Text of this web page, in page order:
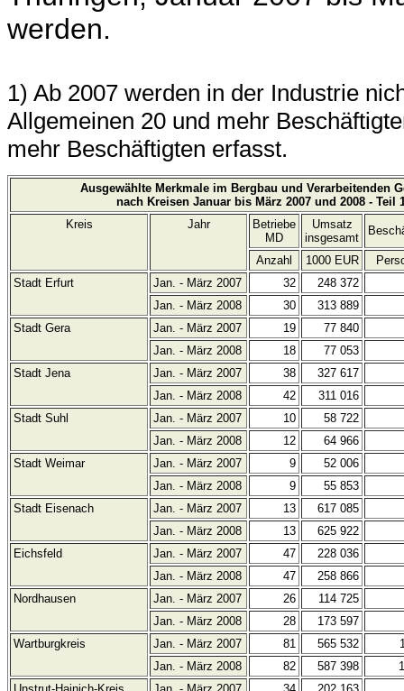
werden.
1) Ab 2007 werden in der Industrie
Allgemeinen 20 und mehr
mehr Beschäftigten erfasst.
Ausgewählte Merkmale im Bergbau und Verarbeitenden
nach Kreisen Januar bis März 2007 und 2008 - Teil
Kreis
Jahr
Betriebe
MD
Umsatz
insgesamt
Anzahl 1000 EUR
Stadt Erfurt
Jan. - März 2007 32
248 372
Jan. - März 2008
30
313 889
Stadt Gera
Jan. - März 2007 19
77 840
Jan. - März 2008
18
77 053
Stadt Jena
Jan. - März 2007 38
327 617
Jan. - März 2008
42
311 016
Stadt Suhl
Jan. - März 2007 10
58 722
Jan. - März 2008
12
64 966
Stadt Weimar
Jan. - März 2007 9
52 006
Jan. - März 2008
9
55 853
Stadt Eisenach
Jan. - März 2007 13
617 085
Jan. - März 2008
13
625 922
Eichsfeld
Jan. - März 2007 47
228 036
Jan. - März 2008
47
258 866
Nordhausen
Jan. - März 2007 26
114 725
Jan. - März 2008
28
173 597
Wartburgkreis
Jan. - März 2007 81 565 532
Jan. - März 2008
82 587 398